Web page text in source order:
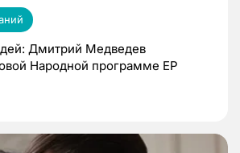
Дмитрий Медведев
Народной программе ЕР